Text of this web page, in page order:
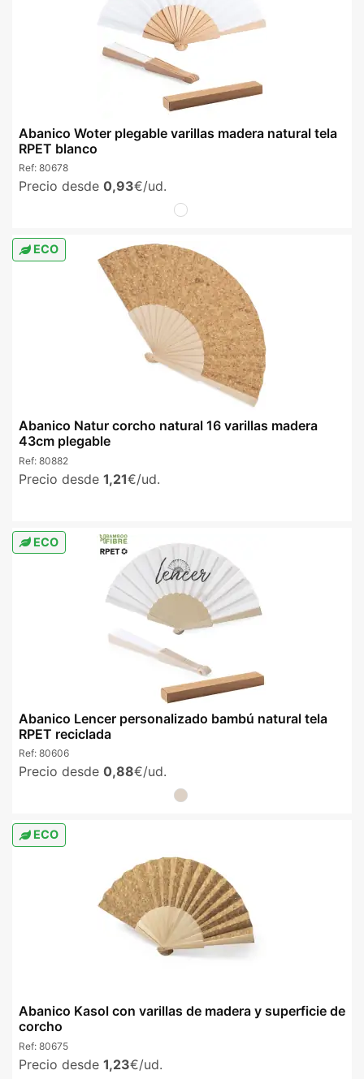
Abanico Woter plegable varillas madera natural tela
RPET blanco
Ref: 80678
Precio desde 0,93€/ud.
ECO
Abanico Natur corcho natural 16 varillas madera
43cm plegable
Ref: 80882
Precio desde 1,21€/ud.
ECO
Abanico Lencer personalizado bambú natural tela
RPET reciclada
Ref: 80606
Precio desde 0,88€/ud.
ECO
Abanico Kasol con varillas de madera y superficie de
corcho
Ref: 80675
Precio desde 1,23€/ud.